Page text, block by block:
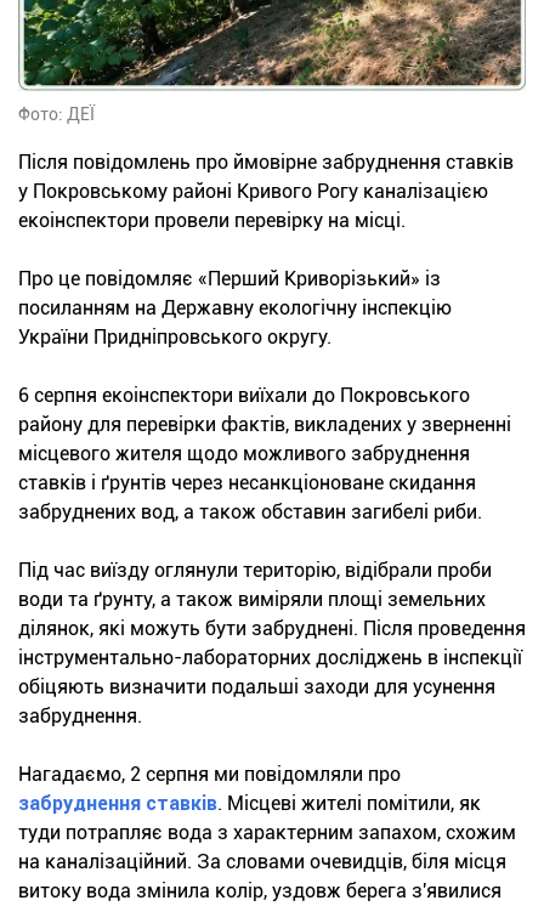
Фото: ДЕЇ
Після повідомлень про ймовірне забруднення ставків
у Покровському районі Кривого Рогу каналізацією
екоінспектори провели перевірку на місці.
Про це повідомляє «Перший Криворізький» із
посиланням на Державну екологічну інспекцію
України Придніпровського округу.
6 серпня екоінспектори виїхали до Покровського
району для перевірки фактів, викладених у зверненні
місцевого жителя щодо можливого забруднення
ставків і ґрунтів через несанкціоноване скидання
забруднених вод, а також обставин загибелі риби.
Під час виїзду оглянули територію, відібрали проби
води та ґрунту, а також виміряли площі земельних
ділянок, які можуть бути забруднені. Після проведення
інструментально-лабораторних досліджень в інспекції
обіцяють визначити подальші заходи для усунення
забруднення.
Нагадаємо, 2 серпня ми повідомляли про
забруднення ставків. Місцеві жителі помітили, як
туди потрапляє вода з характерним запахом, схожим
на каналізаційний. За словами очевидців, біля місця
витоку вода змінила колір, уздовж берега з'явилися